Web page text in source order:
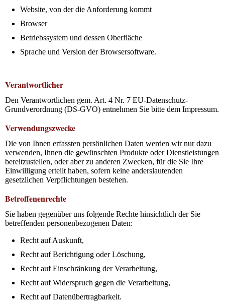
Website, von der die Anforderung kommt
Browser
Betriebssystem und dessen Oberfläche
Sprache und Version der Browsersoftware.
Verantwortlicher
Den Verantwortlichen gem. Art. 4 Nr. 7 EU-Datenschutz-
Grundverordnung (DS-GVO) entnehmen Sie bitte dem Impressum.
Verwendungszwecke
Die von Ihnen erfassten persönlichen Daten werden wir nur dazu
verwenden, Ihnen die gewünschten Produkte oder Dienstleistungen
bereitzustellen, oder aber zu anderen Zwecken, für die Sie Ihre
Einwilligung erteilt haben, sofern keine anderslautenden
gesetzlichen Verpflichtungen bestehen.
Betroffenenrechte
Sie haben gegenüber uns folgende Rechte hinsichtlich der Sie
betreffenden personenbezogenen Daten:
Recht auf Auskunft,
Recht auf Berichtigung oder Löschung,
Recht auf Einschränkung der Verarbeitung,
Recht auf Widerspruch gegen die Verarbeitung,
Recht auf Datenübertragbarkeit.